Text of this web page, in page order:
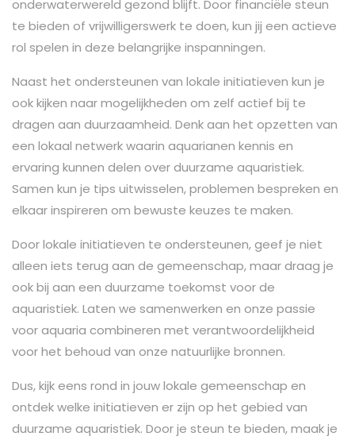
onderwaterwereld gezond blijft. Door financiële steun
te bieden of vrijwilligerswerk te doen, kun jij een actieve
rol spelen in deze belangrijke inspanningen.
Naast het ondersteunen van lokale initiatieven kun je
ook kijken naar mogelijkheden om zelf actief bij te
dragen aan duurzaamheid. Denk aan het opzetten van
een lokaal netwerk waarin aquarianen kennis en
ervaring kunnen delen over duurzame aquaristiek.
Samen kun je tips uitwisselen, problemen bespreken en
elkaar inspireren om bewuste keuzes te maken.
Door lokale initiatieven te ondersteunen, geef je niet
alleen iets terug aan de gemeenschap, maar draag je
ook bij aan een duurzame toekomst voor de
aquaristiek. Laten we samenwerken en onze passie
voor aquaria combineren met verantwoordelijkheid
voor het behoud van onze natuurlijke bronnen.
Dus, kijk eens rond in jouw lokale gemeenschap en
ontdek welke initiatieven er zijn op het gebied van
duurzame aquaristiek. Door je steun te bieden, maak je